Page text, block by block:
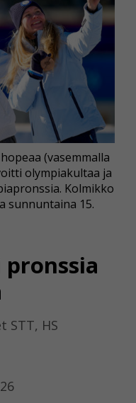
STT, HS
(vasemmalla
olympiakultaa ja
Kolmikko
sunnuntaina 15.